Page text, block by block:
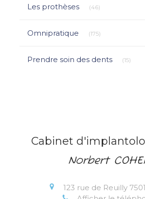
Les prothèses (46)
Omnipratique (175)
Prendre soin des dents (15)
Cabinet
Norbert
123 rue de Reuilly